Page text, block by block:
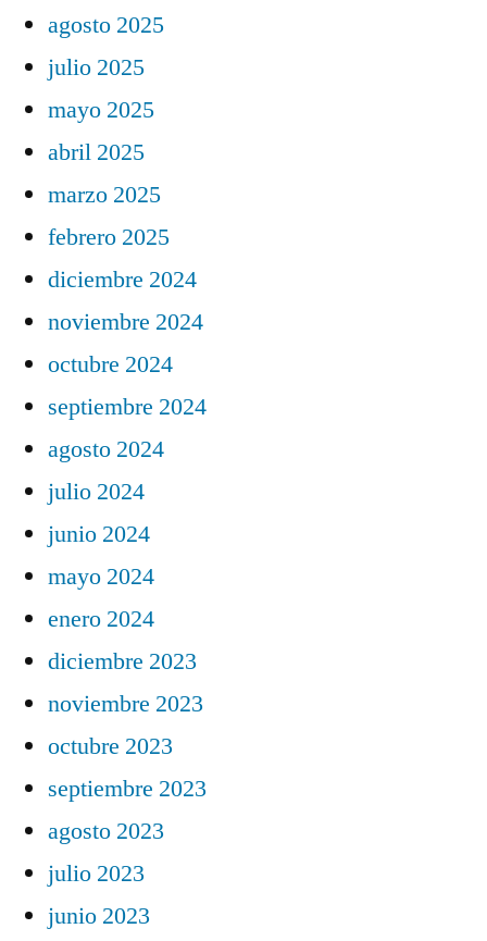
agosto 2025
julio 2025
mayo 2025
abril 2025
marzo 2025
febrero 2025
diciembre 2024
noviembre 2024
octubre 2024
septiembre 2024
agosto 2024
julio 2024
junio 2024
mayo 2024
enero 2024
diciembre 2023
noviembre 2023
octubre 2023
septiembre 2023
agosto 2023
julio 2023
junio 2023